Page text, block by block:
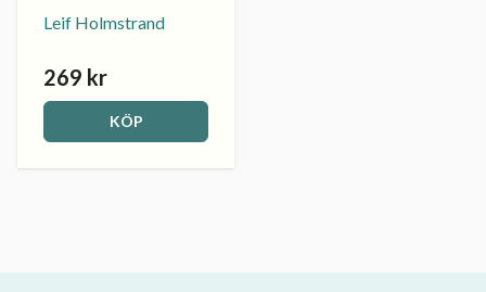
Leif Holmstrand
269 kr
KÖP